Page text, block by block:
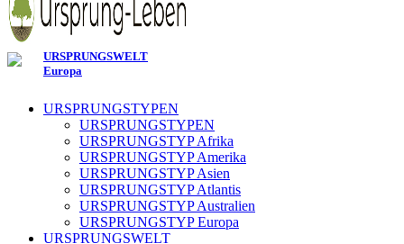
URSPRUNGSWELT
Europa
URSPRUNGSTYPEN
URSPRUNGSTYPEN
URSPRUNGSTYP Afrika
URSPRUNGSTYP Amerika
URSPRUNGSTYP Asien
URSPRUNGSTYP Atlantis
URSPRUNGSTYP Australien
URSPRUNGSTYP Europa
URSPRUNGSWELT